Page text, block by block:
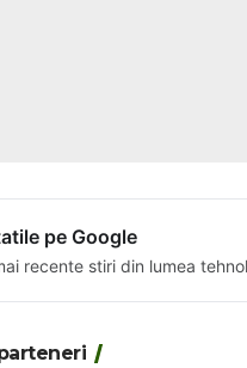
pe Google
recente stiri din lumea